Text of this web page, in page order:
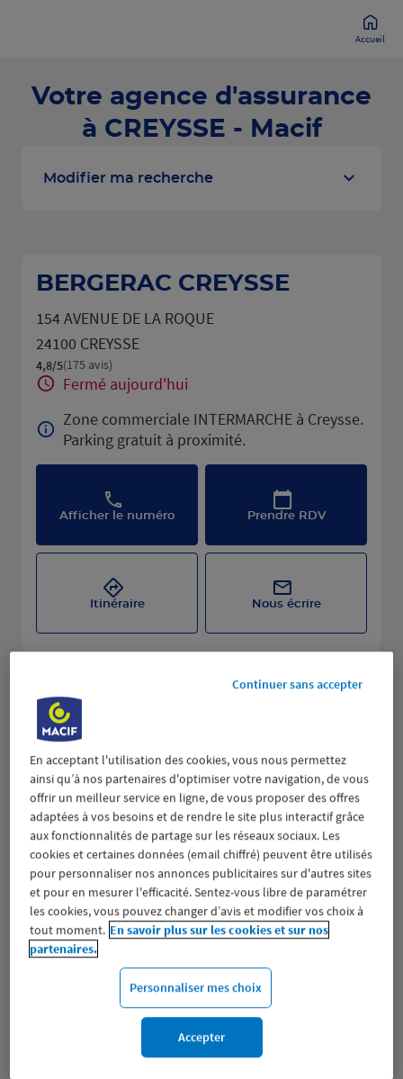
Accueil
Votre agence d'assurance
à CREYSSE - Macif
Modifier ma recherche
BERGERAC CREYSSE
154 AVENUE DE LA ROQUE
24100 CREYSSE
4,8/5Note de 4.8 sur 5
(175 avis)
Fermé aujourd'hui
Zone commerciale INTERMARCHE à Creysse.
Parking gratuit à proximité.
Afficher le numéro Prendre RDV
Itinéraire Nous écrire
Groupe d’assurance aux valeurs mutualistes, la Macif
donne la parole à ses sociétaires et les accompagne
dans tous leurs besoins en assurance de dommages
(assurance auto et moto, assurance habitation et
scolaire, responsabilité civile...), pour la mutuelle et la
prévoyance (assurance décès, obsèques, dépendance,
En acceptant l'utilisation des cookies, vous nous permettez
ainsi qu’à nos partenaires d'optimiser votre navigation, de vous
offrir un meilleur service en ligne, de vous proposer des offres
adaptées à vos besoins et de rendre le site plus interactif grâce
aux fonctionnalités de partage sur les réseaux sociaux. Les
cookies et certaines données (email chiffré) peuvent être utilisés
pour personnaliser nos annonces publicitaires sur d'autres sites
et pour en mesurer l'efficacité. Sentez-vous libre de paramétrer
les cookies, vous pouvez changer d’avis et modifier vos choix à
tout moment. En savoir plus sur les cookies et sur nos
partenaires.
Personnaliser mes choix
Continuer sans accepter
Accepter